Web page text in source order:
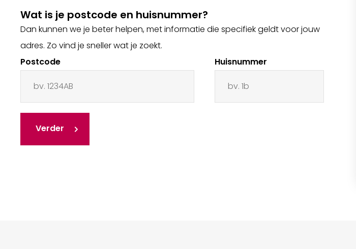
Wat is je postcode en huisnummer?
Dan kunnen we je beter helpen, met informatie die specifiek geldt voor jouw
adres. Zo vind je sneller wat je zoekt.
Postcode
Huisnummer
Verder